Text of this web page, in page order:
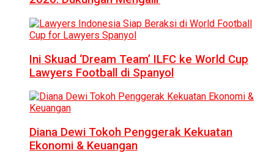
Ini Skuad ‘Dream Team’ ILFC ke World Cup
Lawyers Football di Spanyol
Diana Dewi Tokoh Penggerak Kekuatan
Ekonomi & Keuangan